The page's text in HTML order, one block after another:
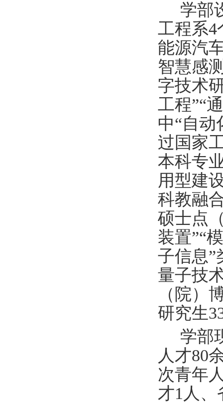
学部
工程系4
能源汽
智慧感
字技术
工程”“
中“自动
过国家
本科专
用型建
科教融
硕士点
装置”“
子信息”
量子技
（院）
研究生
学部
人才80
次青年
才1人